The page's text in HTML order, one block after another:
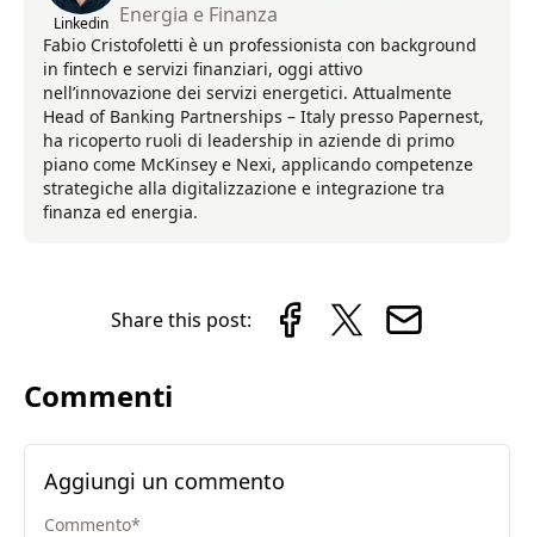
Linkedin Energia e Finanza
Fabio Cristofoletti è un professionista con background
in fintech e servizi finanziari, oggi attivo
nell’innovazione dei servizi energetici. Attualmente
Head of Banking Partnerships – Italy presso Papernest,
ha ricoperto ruoli di leadership in aziende di primo
piano come McKinsey e Nexi, applicando competenze
strategiche alla digitalizzazione e integrazione tra
finanza ed energia.
Share this post:
Commenti
Aggiungi un commento
Commento*